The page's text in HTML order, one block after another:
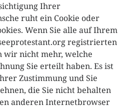
Ihrer
ruht ein Cookie oder
Wenn Sie alle auf Ihrem
registrierten
wir nicht mehr, welche
Sie erteilt haben. Es ist
Zustimmung und Sie
die Sie nicht behalten
anderen Internetbrowser